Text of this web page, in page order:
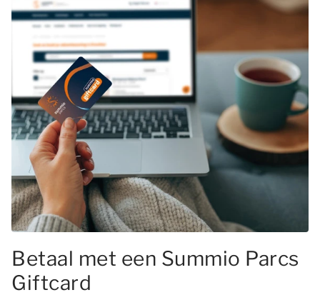
Betaal met een Summio Parcs
Giftcard